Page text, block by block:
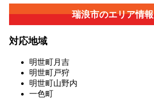
瑞浪市のエリア情報
対応地域
明世町月吉
明世町戸狩
明世町山野内
一色町